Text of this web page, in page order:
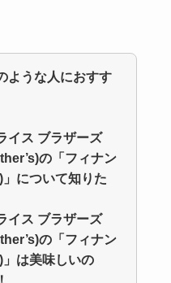
ような人におすす
イス ブラザーズ
の「フィナン
について知りた
イス ブラザーズ
の「フィナン
は美味しいの